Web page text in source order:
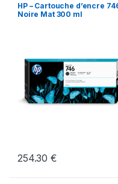
HP – Cartouche d’encre
Noire Mat 300 ml
254.30€